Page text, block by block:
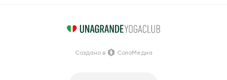
Создано в СолоМедиа